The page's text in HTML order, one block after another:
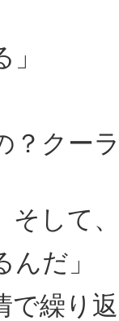
？クー
そして、
だ」
で繰り